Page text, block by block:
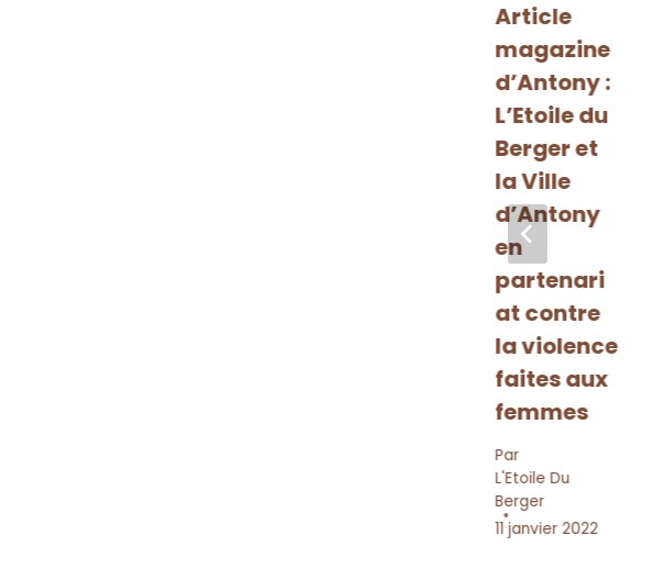
Article
magazine
d’Antony :
L’Etoile du
Berger et
la Ville
d’Antony
en
partenari
at contre
la violence
faites aux
femmes
Par
L'Etoile Du
Berger
11 janvier 2022